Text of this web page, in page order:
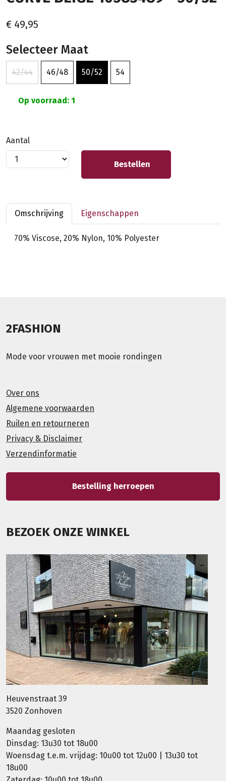
€ 49,95
Selecteer Maat
42/44 46/48 50/52 54
Op voorraad: 1
Aantal
Bestellen
Omschrijving Eigenschappen
70% Viscose, 20% Nylon, 10% Polyester
2FASHION
Mode voor vrouwen met mooie rondingen
Over ons
Algemene voorwaarden
Ruilen en retourneren
Privacy & Disclaimer
Verzendinformatie
Bestelling herroepen
BEZOEK ONZE WINKEL
Heuvenstraat 39
3520 Zonhoven
Maandag gesloten
Dinsdag: 13u30 tot 18u00
Woensdag t.e.m. vrijdag: 10u00 tot 12u00 | 13u30 tot
18u00